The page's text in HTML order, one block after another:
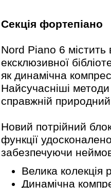
Секція фортепіано
Nord Piano 6 містить
ексклюзивної
як динамічна
Найсучасніші
справжній
Новий потрійний
функції
забезпечуючи
Велика колекція
Динамічна